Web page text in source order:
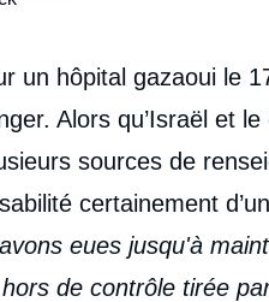
un hôpital gazaoui le
Alors qu’Israël et
sources de
certainement
eues jusqu'à
de contrôle tirée